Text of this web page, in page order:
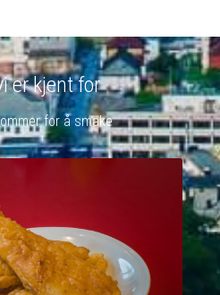
er kjent for
for å smake